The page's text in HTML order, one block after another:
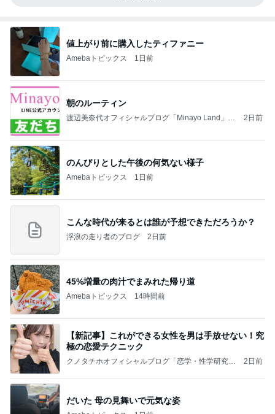
値上がり前に購入したティファニー
Amebaトピックス 1日前
朝のルーティン
渡辺美奈代オフィシャルブログ「Minayo Land」P
2日前
のんびりとした午後の何気ない様子
Amebaトピックス 1日前
こんな時代が来るとは誰が予想できただろうか？
浮浪の走り者のブログ 2日前
45%増量の肉汁でまみれた帰り道
Amebaトピックス 14時間前
【新記事】これができる女性を男は手放せない！究
極の恋愛テクニック
クノタチホオフィシャルブログ「恋学・性学研究
2日前
だいた 母の見舞いで元気な姿